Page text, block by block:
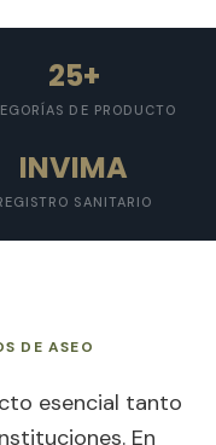
25+
DE PRODUCTO
INVIMA
SANITARIO
DE ASEO
esencial tanto
En